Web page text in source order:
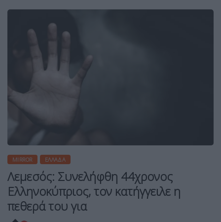
MIRROR ΕΛΛΆΔΑ
Λεμεσός: Συνελήφθη 44χρονος
Ελληνοκύπριος, τον κατήγγειλε η
πεθερά του για